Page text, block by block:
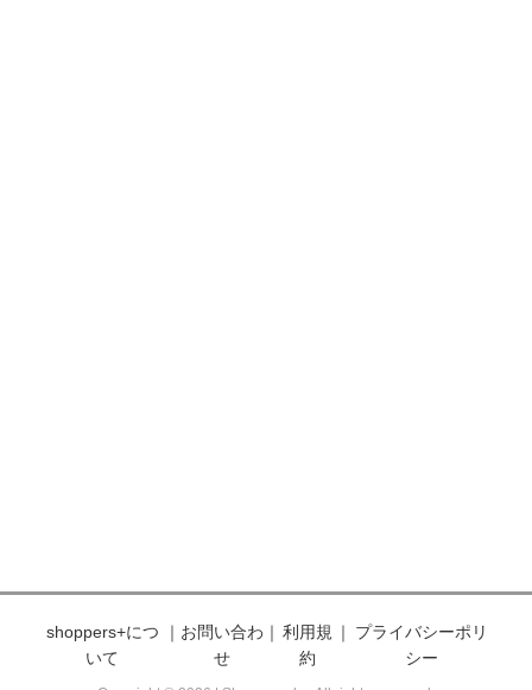
shoppers+につ
いて
｜ お問い合わ
せ
｜ 利用規
約
｜
プライバシーポリ
シー